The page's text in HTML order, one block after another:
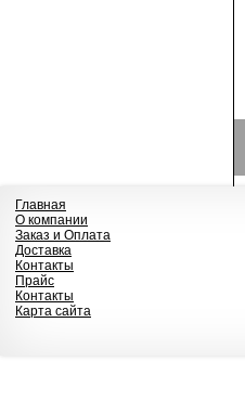
Главная
О компании
Заказ и Оплата
Доставка
Контакты
Прайс
Контакты
Карта сайта